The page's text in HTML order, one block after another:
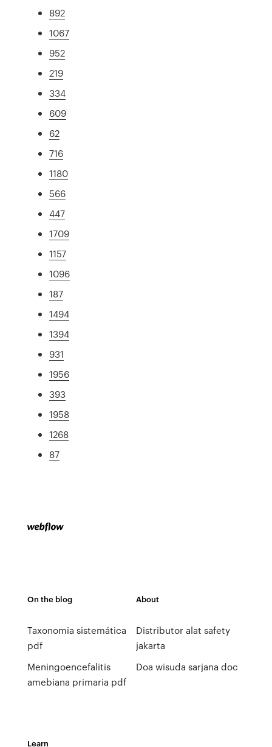
892
1067
952
219
334
609
62
716
1180
566
447
1709
1157
1096
187
1494
1394
931
1956
393
1958
1268
87
On the blog
Taxonomia sistemática
pdf
Meningoencefalitis
amebiana primaria pdf
About
Distributor alat safety
jakarta
Doa wisuda sarjana doc
Learn